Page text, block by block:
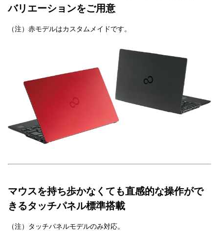
バリエーションをご用意
（注）赤モデルはカスタムメイドです。
マウスを持ち歩かなくても直感的な操作がで
きるタッチパネル標準搭載
（注）タッチパネルモデルのみ対応。